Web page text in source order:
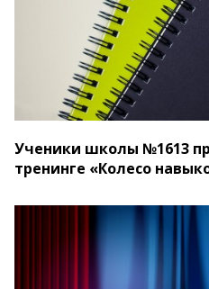
Ученики школы №1613
тренинге «Колесо